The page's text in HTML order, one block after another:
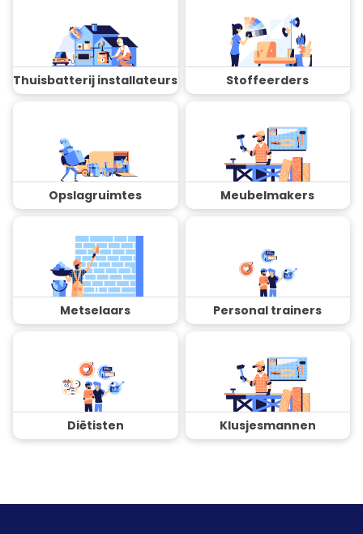
Thuisbatterij installateurs Stoffeerders
Opslagruimtes Meubelmakers
Metselaars Personal trainers
Diëtisten Klusjesmannen